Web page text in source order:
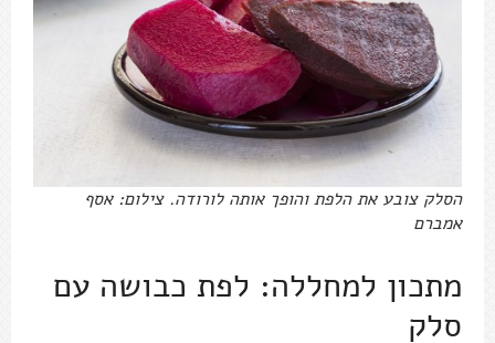
הסלק צובע את הלפת והופך אותה לורודה. צילום: אסף
אמברם
מתכון למחללה: לפת כבושה עם
סלק